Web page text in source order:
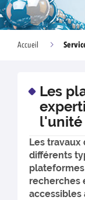
Accueil
Les
l'unité
Les
différents
recherches
accessibles